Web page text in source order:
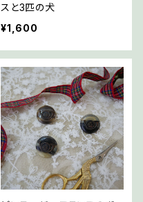
スと3匹の犬
¥1,600